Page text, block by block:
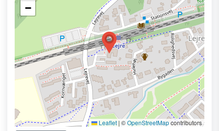
−
Leaflet | ©OpenStreetMapcontributors